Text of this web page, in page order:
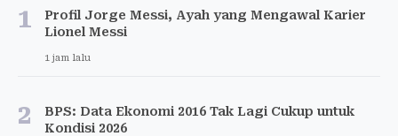
1
Profil Jorge Messi, Ayah yang Mengawal Karier
Lionel Messi
1 jam lalu
2
BPS: Data Ekonomi 2016 Tak Lagi Cukup untuk
Kondisi 2026